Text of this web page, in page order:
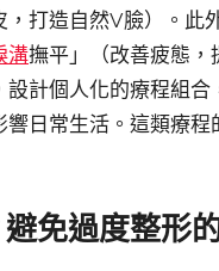
打造自然V臉）。此
溝撫平」（改善疲態，
計個人化的療程組
日常生活。這類療
免過度整形